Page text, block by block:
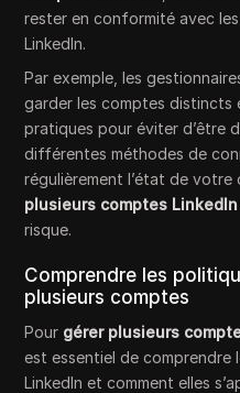
rester en conformité avec les
LinkedIn.
Par exemple, les
garder les comptes distincts
pratiques pour éviter d’être
différentes méthodes de
régulièrement l’état de
plusieurs comptes
risque.
Comprendre les
plusieurs comptes
Pour gérer plusieurs
est essentiel de comprendre
LinkedIn et comment elles